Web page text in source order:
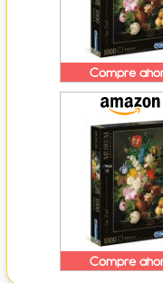
Compre
Compre